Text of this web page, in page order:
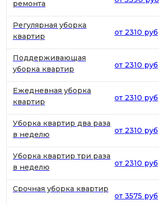
ремонта
Регулярная уборка
квартир
от 2310 руб
Поддерживающая
уборка квартир
от 2310 руб
Ежедневная уборка
квартир
от 2310 руб
Уборка квартир два раза
в неделю
от 2310 руб
Уборка квартир три раза
в неделю
от 2310 руб
Срочная уборка квартир
от 3575 руб